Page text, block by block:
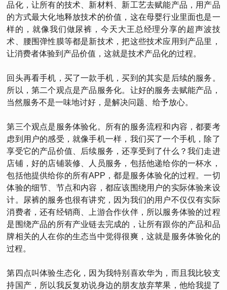
品化，让所有的技术、新材料、新工艺去赋能产品，用产品
的方式最大化地释放技术的价值，这在母婴行业里面也是一
样的，就像我们做尿裤，今天大王总经理分享的超声波技
术、腰围弹性膜等都是新技术，把这些技术应用到产品里，
让消费者体验到产品价值，这就是技术产品化的过程。
回头再看手机，买了一款手机，买到的其实是后续的服务。
所以，第二个观点是产品服务化。让好的服务去赋能产品，
当然服务不是一味地讨好，是解决问题、给予放心。
第三个观点是服务体验化。所有的服务流程和内容，都要考
虑到用户的感受，就像手机一样，我们买了一个手机，除了
享受它的产品价值、后续服务，还享受到了什么？我们走进
店铺，好的店铺装修、人员服务，包括他递给你的一杯水，
包括他提供给你的所有APP，都是服务体验化的过程。一切
体验的细节、节点和内容，都应该围绕用户的实际体验来设
计。尿裤的服务也很有讲究，因为我们的用户不仅仅有实际
消费者，还有经销商、上游合作伙伴，所以服务体验的过程
是围绕产品的所有产业链去完成的，让所有跟你的产品和品
牌相关的人在你的生态当中觉得很爽，这就是服务体验化的
过程。
第四点叫体验生态化，因为我特别喜欢华为，而且我比较支
持国产，所以我反复劝说身边的朋友放弃苹果，他给我提了